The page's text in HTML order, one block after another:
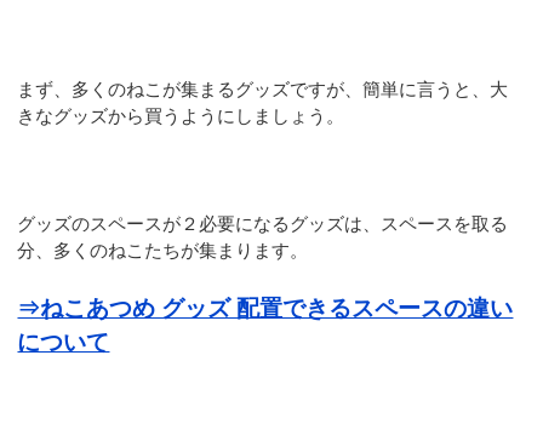
まず、多くのねこが集まるグッズですが、簡単に言うと、大
きなグッズから買うようにしましょう。
グッズのスペースが２必要になるグッズは、スペースを取る
分、多くのねこたちが集まります。
⇒ねこあつめ グッズ 配置できるスペースの違い
について